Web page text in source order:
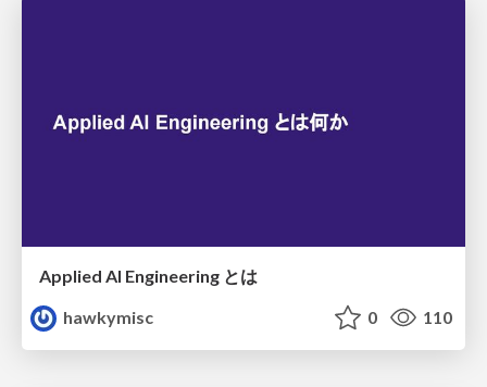
Applied AI Engineering とは
hawkymisc
0 110